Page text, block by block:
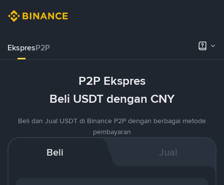
EkspresP2P
P2P Ekspres
Beli USDT dengan CNY
Beli dan Jual USDT di Binance P2P dengan berbagai metode
pembayaran
Beli Jual